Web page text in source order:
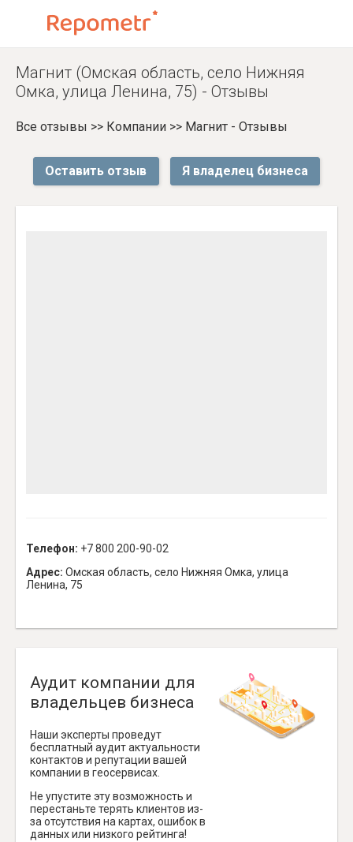
Магнит (Омская область, село Нижняя
Омка, улица Ленина, 75) - Отзывы
Все отзывы >> Компании >> Магнит - Отзывы
Оставить отзыв Я владелец бизнеса
Телефон: +7 800 200-90-02
Адрес: Омская область, село Нижняя Омка, улица
Ленина, 75
Аудит компании для
владельцев бизнеса
Наши эксперты проведут
бесплатный аудит актуальности
контактов и репутации вашей
компании в геосервисах.
Не упустите эту возможность и
перестаньте терять клиентов из-
за отсутствия на картах, ошибок в
данных или низкого рейтинга!